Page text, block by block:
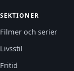
SEKTIONER
Filmer och serier
Livsstil
Fritid